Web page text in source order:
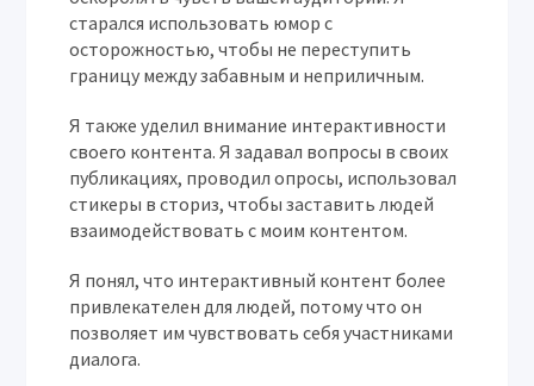
старался использовать юмор с
осторожностью, чтобы не переступить
границу между забавным и неприличным.
Я также уделил внимание интерактивности
своего контента. Я задавал вопросы в своих
публикациях, проводил опросы, использовал
стикеры в сториз, чтобы заставить людей
взаимодействовать с моим контентом.
Я понял, что интерактивный контент более
привлекателен для людей, потому что он
позволяет им чувствовать себя участниками
диалога.